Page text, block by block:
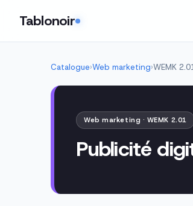
Tablonoir
Catalogue›Web marketing›WEMK
Web marketing · WEMK 2.01
Publicité